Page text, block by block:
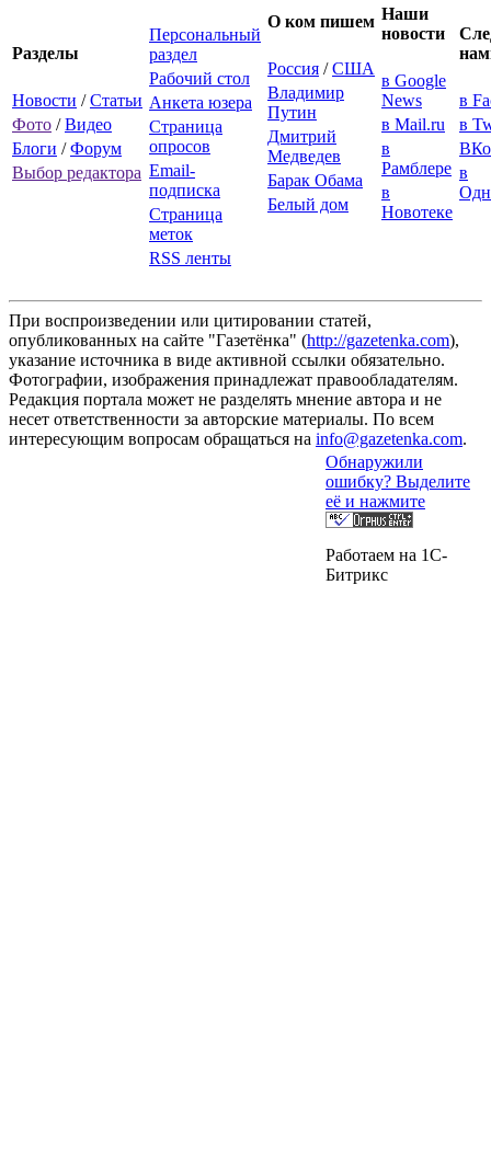
Разделы
Новости /Статьи
Фото /Видео
Блоги /Форум
Выбор редактора
Персональный
раздел
Рабочий стол
Анкета юзера
Страница
опросов
Email-
подписка
Страница
меток
RSS ленты
О ком пишем
Россия /США
Владимир
Путин
Дмитрий
Медведев
Барак Обама
Белый дом
Наши
новости
в Google
News
в Mail.ru
в
Рамблере
в
Новотеке
в
в
в
При воспроизведении или цитировании статей,
опубликованных на сайте "Газетёнка" (http://gazetenka.com),
указание источника в виде активной ссылки обязательно.
Фотографии, изображения принадлежат правообладателям.
Редакция портала может не разделять мнение автора и не
несет ответственности за авторские материалы. По всем
интересующим вопросам обращаться на info@gazetenka.com.
Обнаружили
ошибку? Выделите
её и нажмите
Работаем на 1C-
Битрикс